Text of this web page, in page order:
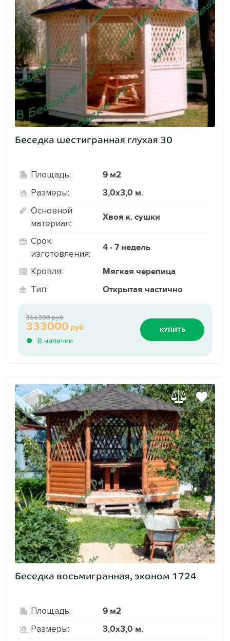
Беседка шестигранная глухая 30
Площадь: 9 м2
Размеры: 3,0х3,0 м.
Основной
материал:
Хвоя к. сушки
Срок
изготовления:
4 - 7 недель
Кровля: Мягкая черепица
Тип: Открытая частично
В наличии
333000 руб
366300 руб
КУПИТЬ
Беседка восьмигранная, эконом 1724
Площадь: 9 м2
Размеры: 3,0х3,0 м.